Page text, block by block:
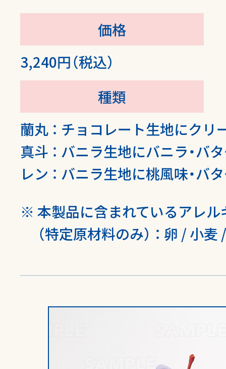
価格
3,240円（税込）
種類
蘭丸 ： チョコレート生地にクリ
真斗 ： バニラ生地にバニラ・バ
レン ： バニラ生地に桃風味・バ
本製品に含まれているアレル
（特定原材料のみ） ： 卵 / 小麦